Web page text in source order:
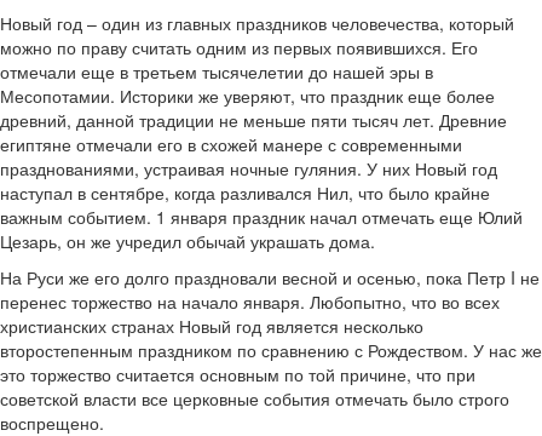
Новый год – один из главных праздников человечества, который
можно по праву считать одним из первых появившихся. Его
отмечали еще в третьем тысячелетии до нашей эры в
Месопотамии. Историки же уверяют, что праздник еще более
древний, данной традиции не меньше пяти тысяч лет. Древние
египтяне отмечали его в схожей манере с современными
празднованиями, устраивая ночные гуляния. У них Новый год
наступал в сентябре, когда разливался Нил, что было крайне
важным событием. 1 января праздник начал отмечать еще Юлий
Цезарь, он же учредил обычай украшать дома.
На Руси же его долго праздновали весной и осенью, пока Петр I не
перенес торжество на начало января. Любопытно, что во всех
христианских странах Новый год является несколько
второстепенным праздником по сравнению с Рождеством. У нас же
это торжество считается основным по той причине, что при
советской власти все церковные события отмечать было строго
воспрещено.